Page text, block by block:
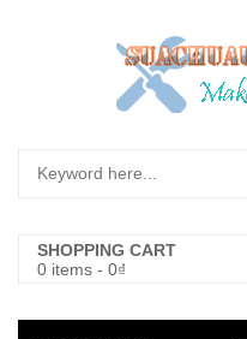
SHOPPING CART
0 items - 0₫